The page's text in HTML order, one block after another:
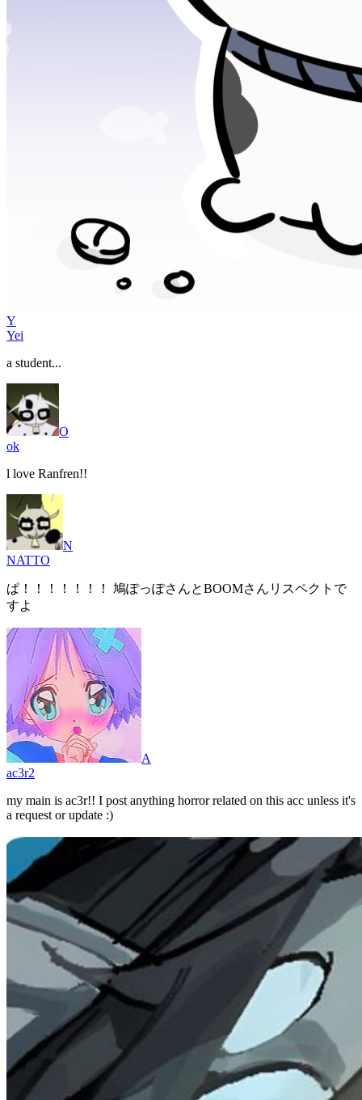
Y
Yei
a student...
O
ok
l love Ranfren!!
N
NATTO
ぱ！！！！！！！ 鳩ぽっぽさんとBOOMさんリスペクトで
すよ
A
ac3r2
my main is ac3r!! I post anything horror related on this acc unless it's
a request or update :)